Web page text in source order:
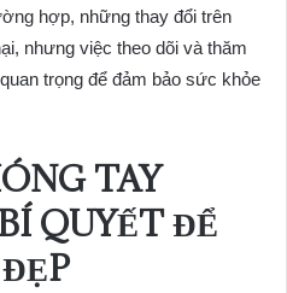
hợp, những thay đổi trên
nhưng việc theo dõi và thăm
trọng để đảm bảo sức khỏe
TAY
QUYẾT ĐỂ